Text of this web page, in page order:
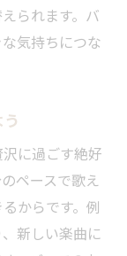
られます。バ
気持ちにつな
に過ごす絶好
ペースで歌え
からです。例
新しい楽曲に